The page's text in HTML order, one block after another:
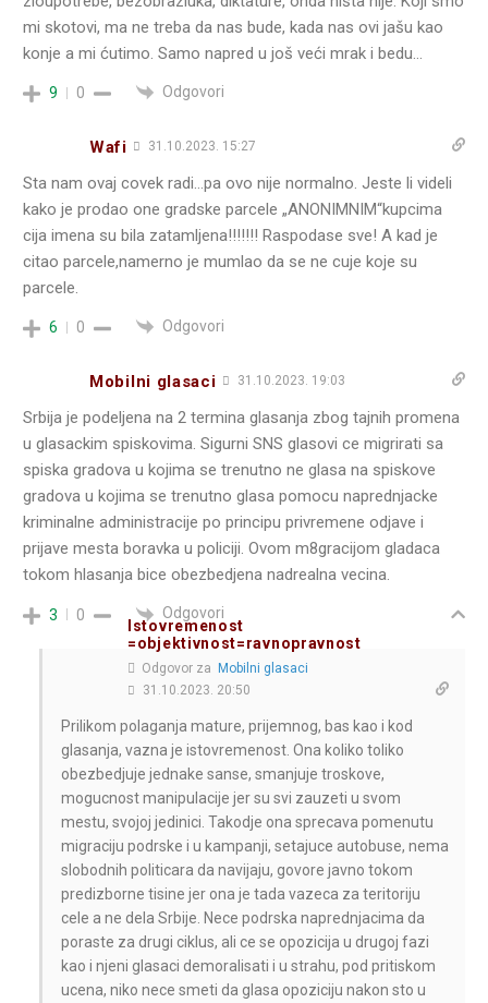
mi skotovi, ma ne treba da nas bude, kada nas ovi jašu kao
konje a mi ćutimo. Samo napred u još veći mrak i bedu…
9 0 Odgovori
Wafi 31.10.2023. 15:27
Sta nam ovaj covek radi…pa ovo nije normalno. Jeste li videli
kako je prodao one gradske parcele „ANONIMNIM“kupcima
cija imena su bila zatamljena!!!!!!! Raspodase sve! A kad je
citao parcele,namerno je mumlao da se ne cuje koje su
parcele.
6 0 Odgovori
Mobilni glasaci 31.10.2023. 19:03
Srbija je podeljena na 2 termina glasanja zbog tajnih promena
u glasackim spiskovima. Sigurni SNS glasovi ce migrirati sa
spiska gradova u kojima se trenutno ne glasa na spiskove
gradova u kojima se trenutno glasa pomocu naprednjacke
kriminalne administracije po principu privremene odjave i
prijave mesta boravka u policiji. Ovom m8gracijom gladaca
tokom hlasanja bice obezbedjena nadrealna vecina.
3 0 Odgovori
Istovremenost
=objektivnost=ravnopravnost
Odgovor za Mobilni glasaci
31.10.2023. 20:50
Prilikom polaganja mature, prijemnog, bas kao i kod
glasanja, vazna je istovremenost. Ona koliko toliko
obezbedjuje jednake sanse, smanjuje troskove,
mogucnost manipulacije jer su svi zauzeti u svom
mestu, svojoj jedinici. Takodje ona sprecava pomenutu
migraciju podrske i u kampanji, setajuce autobuse, nema
slobodnih politicara da navijaju, govore javno tokom
predizborne tisine jer ona je tada vazeca za teritoriju
cele a ne dela Srbije. Nece podrska naprednjacima da
poraste za drugi ciklus, ali ce se opozicija u drugoj fazi
kao i njeni glasaci demoralisati i u strahu, pod pritiskom
ucena, niko nece smeti da glasa opoziciju nakon sto u